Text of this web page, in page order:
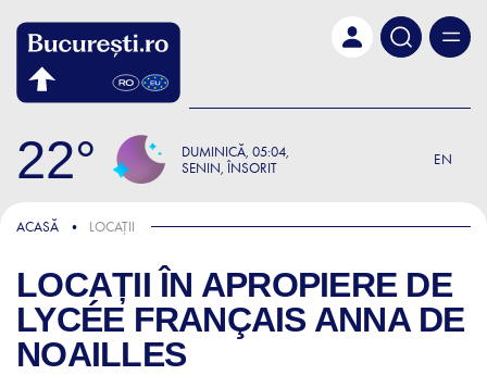
22 DUMINICĂ 05:04
SENIN, ÎNSORIT
EN
ACASĂ LOCAȚII
LOCAȚII ÎN APROPIERE DE
LYCÉE FRANÇAIS ANNA DE
NOAILLES